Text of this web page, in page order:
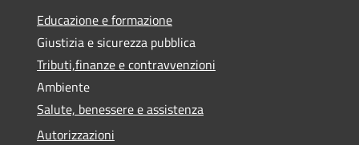
Educazione e formazione
Giustizia e sicurezza pubblica
Tributi,finanze e contravvenzioni
Ambiente
Salute, benessere e assistenza
Autorizzazioni